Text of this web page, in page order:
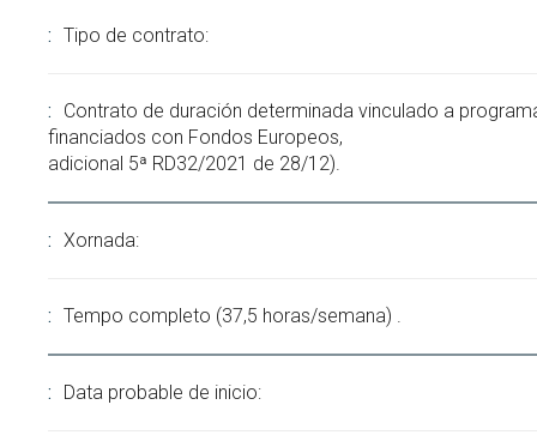
Tipo de contrato:
Contrato de duración determinada vinculado a
financiados con Fondos Europeos,
adicional 5ª RD32/2021 de 28/12).
Xornada:
Tempo completo (37,5 horas/semana) .
Data probable de inicio: